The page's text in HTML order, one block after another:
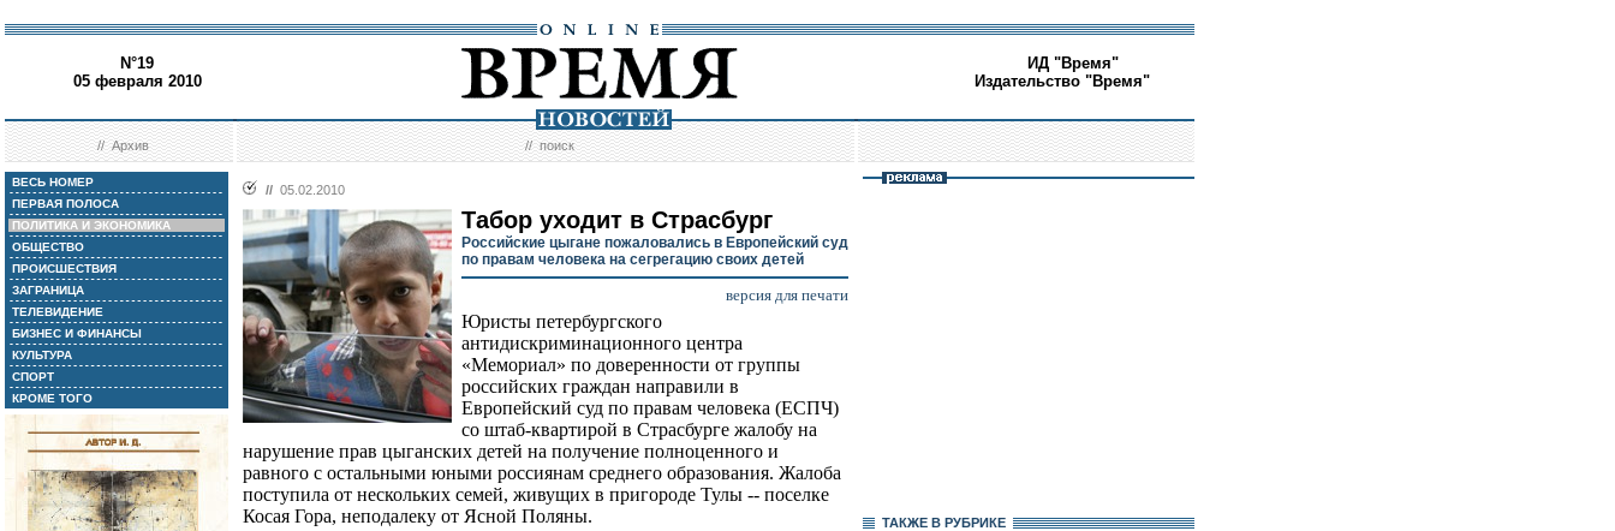
N°19
05 февраля 2010
ИД "Время"
Издательство "Время"
//Архив //поиск
ВЕСЬ НОМЕР
ПЕРВАЯ ПОЛОСА
ПОЛИТИКА И ЭКОНОМИКА
ОБЩЕСТВО
ПРОИСШЕСТВИЯ
ЗАГРАНИЦА
ТЕЛЕВИДЕНИЕ
БИЗНЕС И ФИНАНСЫ
КУЛЬТУРА
СПОРТ
КРОМЕ ТОГО
// 05.02.2010
Табор уходит в Страсбург
Российские цыгане пожаловались в Европейский суд
по правам человека на сегрегацию своих детей
версия для печати
Юристы петербургского
антидискриминационного центра
«Мемориал» по доверенности от группы
российских граждан направили в
Европейский суд по правам человека (ЕСПЧ)
со штаб-квартирой в Страсбурге жалобу на
нарушение прав цыганских детей на получение полноценного и
равного с остальными юными россиянам среднего образования. Жалоба
поступила от нескольких семей, живущих в пригороде Тулы -- поселке
Косая Гора, неподалеку от Ясной Поляны.
ТАКЖЕ В РУБРИКЕ